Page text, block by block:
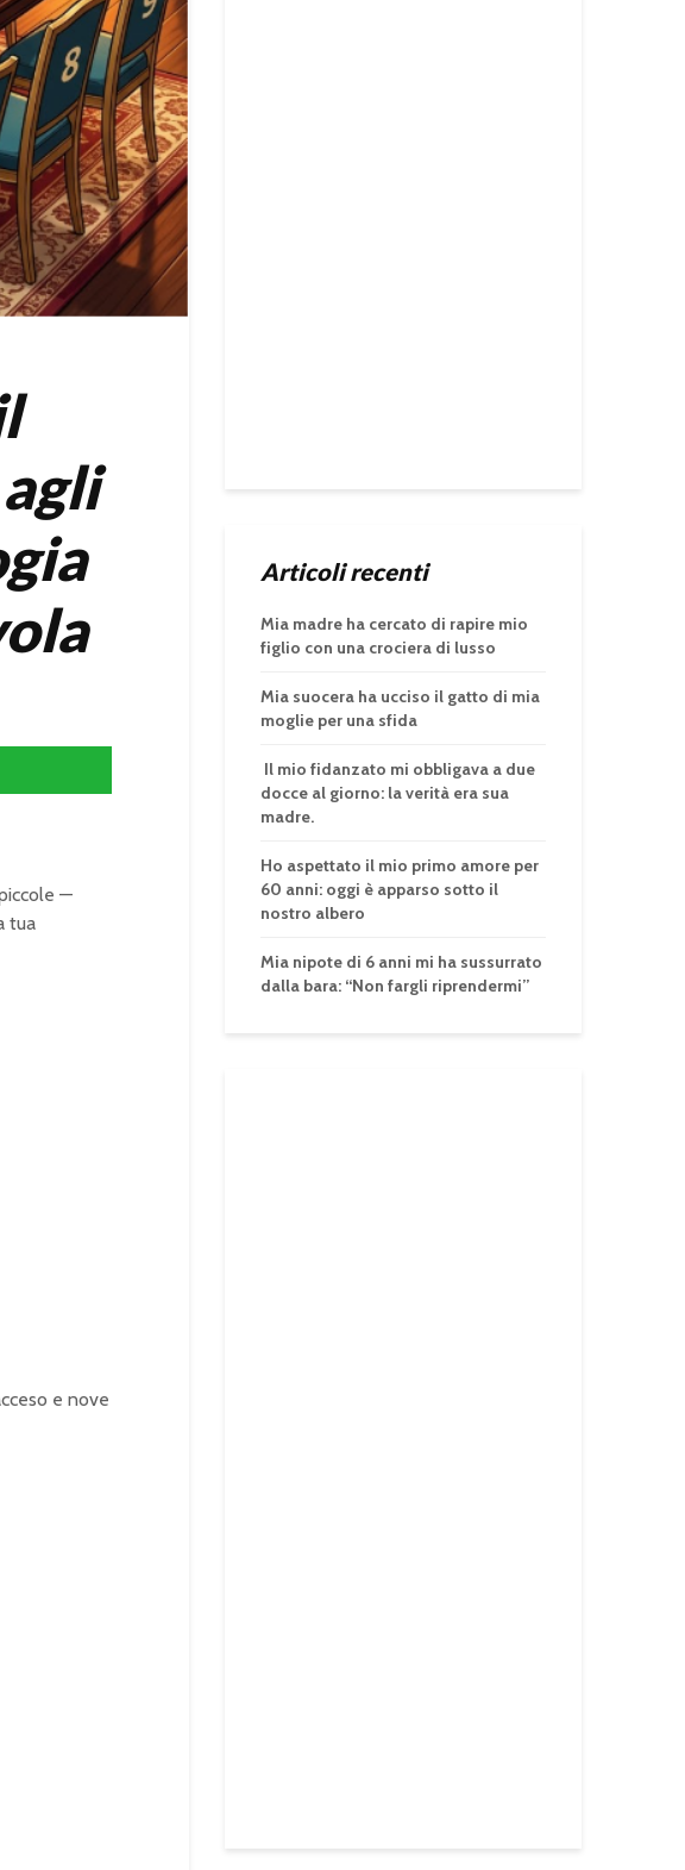
—
tua
e nove
Articoli recenti
Mia madre ha cercato di rapire mio
figlio con una crociera di lusso
Mia suocera ha ucciso il gatto di mia
moglie per una sfida
Il mio fidanzato mi obbligava a due
docce al giorno: la verità era sua
madre.
Ho aspettato il mio primo amore per
60 anni: oggi è apparso sotto il
nostro albero
Mia nipote di 6 anni mi ha sussurrato
dalla bara: “Non fargli riprendermi”